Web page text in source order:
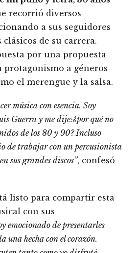
recorrió diversos
a sus seguidores
clásicos de su carrera.
por una propuesta
protagonismo a géneros
el merengue y la salsa.
música con esencia. Soy
Guerra y me dije:¿por qué no
de los 80 y 90? Incluso
de trabajar con un percusionista
sus grandes discos”, confesó
listo para compartir esta
con sus
emocionado de presentarles
una hecha con el corazón.